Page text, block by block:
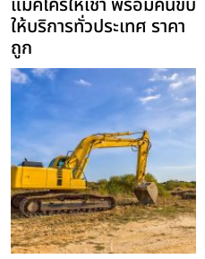
แม็คโครให้เช่า พร้อมคนขับ
ให้บริการทั่วประเทศ ราคา
ถูก